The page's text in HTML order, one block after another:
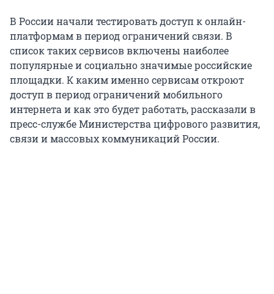
В России начали тестировать доступ к онлайн-
платформам в период ограничений связи. В
список таких сервисов включены наиболее
популярные и социально значимые российские
площадки. К каким именно сервисам откроют
доступ в период ограничений мобильного
интернета и как это будет работать, рассказали в
пресс-службе Министерства цифрового развития,
связи и массовых коммуникаций России.